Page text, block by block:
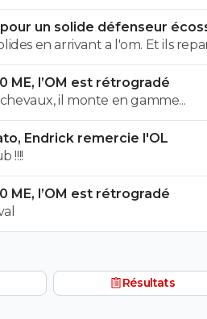
un solide défenseur
en arrivant a l'om. Et ils
tard bradés une main devant,
ME, l’OM est rétrogradé
il monte en gamme...
Endrick remercie l'OL
!!!!
ME, l’OM est rétrogradé
Résultats